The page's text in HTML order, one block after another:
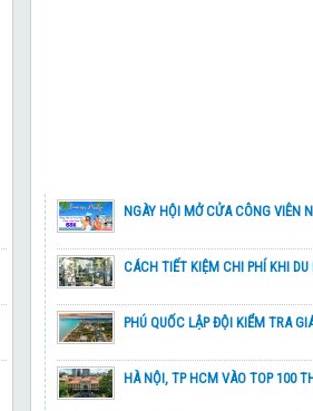
43,990,000 đ
39,990,000 đ
37,990,000 đ
DU XUÂN GIANG NAM
TOUR TÂY NAM ÂU LIMITED
TOUR TÂY NAM ÂU CHẤT LƯỢNG
GIAI ĐIỆU BALKAN & DÒNG
NGÀY HỘI MỞ CỬA CÔNG VIÊN
CÁCH TIẾT KIỆM CHI PHÍ KHI
PHÚ QUỐC LẬP ĐỘI KIỂM TRA
HÀ NỘI, TP HCM VÀO TOP 100